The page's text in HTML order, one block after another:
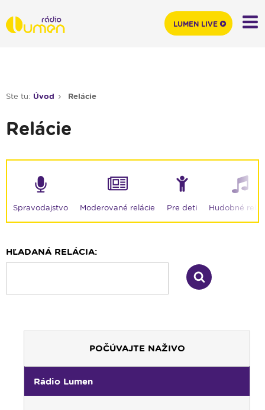
Ste tu: Úvod Relácie
Relácie
Spravodajstvo Moderované relácie Pre deti Hudobné
HĽADANÁ RELÁCIA:
POČÚVAJTE NAŽIVO
Rádio Lumen
LUMEN LIVE